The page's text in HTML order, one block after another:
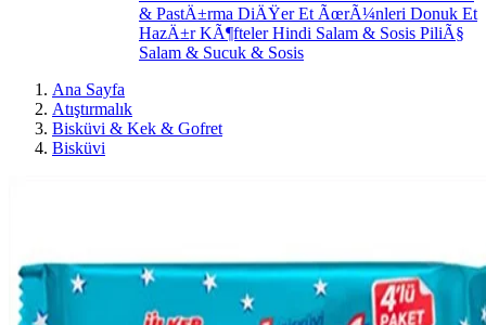
& PastÄ±rma DiÄŸer Et ÃœrÃ¼nleri Donuk Et
HazÄ±r KÃ¶ftelerHindi Salam & Sosis PiliÃ§
Salam & Sucuk & Sosis
Ana Sayfa
Atıştırmalık
Bisküvi & Kek & Gofret
Bisküvi